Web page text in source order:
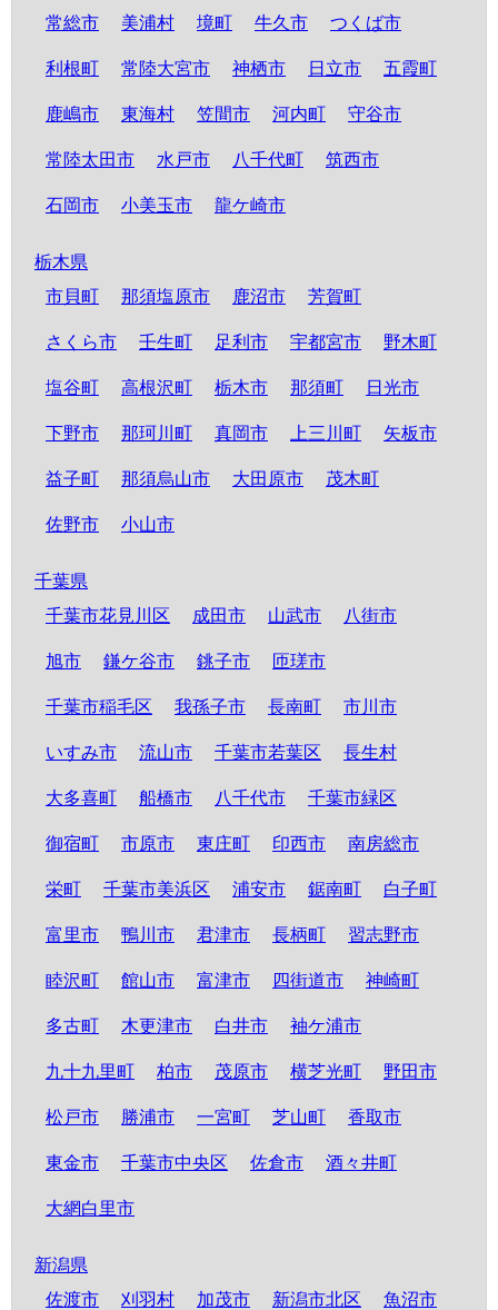
常総市 美浦村 境町 牛久市 つくば市
利根町 常陸大宮市 神栖市 日立市 五霞町
鹿嶋市 東海村 笠間市 河内町 守谷市
常陸太田市 水戸市 八千代町 筑西市
石岡市 小美玉市 龍ケ崎市
栃木県
市貝町
那須塩原市 鹿沼市 芳賀町
さくら市 壬生町 足利市 宇都宮市 野木町
塩谷町 高根沢町 栃木市 那須町 日光市
下野市 那珂川町 真岡市 上三川町 矢板市
益子町 那須烏山市 大田原市 茂木町
佐野市 小山市
千葉県
千葉市花見川区
成田市 山武市 八街市
旭市 鎌ケ谷市 銚子市 匝瑳市
千葉市稲毛区 我孫子市 長南町 市川市
いすみ市 流山市 千葉市若葉区 長生村
大多喜町 船橋市 八千代市 千葉市緑区
御宿町 市原市 東庄町 印西市 南房総市
栄町 千葉市美浜区 浦安市 鋸南町 白子町
富里市 鴨川市 君津市 長柄町 習志野市
睦沢町 館山市 富津市 四街道市 神崎町
多古町 木更津市 白井市 袖ケ浦市
九十九里町 柏市 茂原市 横芝光町 野田市
松戸市 勝浦市 一宮町 芝山町 香取市
東金市 千葉市中央区 佐倉市 酒々井町
大網白里市
新潟県
佐渡市
刈羽村 加茂市 新潟市北区 魚沼市